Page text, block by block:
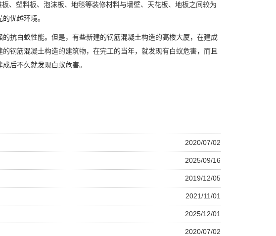
板、塑料板、泡沫板、地毯等装修材料与墙壁、天花板、地板之间较为
优越环境。
抗白蚁性能。但是，有些新建的钢筋混凝土构造的高楼大厦，在建成
钢筋混凝土构造的建筑物，在完工的当年，就发现有白蚁危害，而且
后不久就发现白蚁危害。
2020/07/02
2025/09/16
2019/12/05
2021/11/01
2025/12/01
2020/07/02